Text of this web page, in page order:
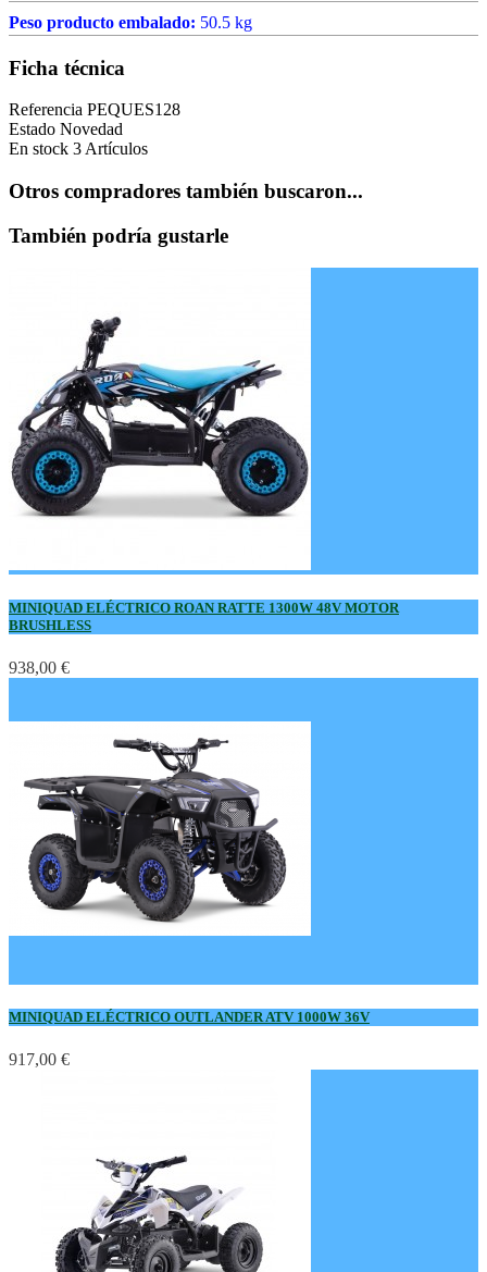
Peso producto embalado: 50.5 kg
Ficha técnica
Referencia PEQUES128
Estado Novedad
En stock 3 Artículos
Otros compradores también buscaron...
También podría gustarle
MINIQUAD ELÉCTRICO ROAN RATTE 1300W 48V MOTOR
BRUSHLESS
938,00 €
MINIQUAD ELÉCTRICO OUTLANDER ATV 1000W 36V
917,00 €